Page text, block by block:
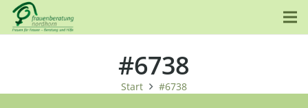
#6738
Start #6738